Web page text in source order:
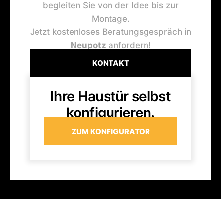
begleiten Sie von der Idee bis zur
Montage.
Jetzt kostenloses Beratungsgespräch in
Neupotz anfordern!
KONTAKT
Ihre Haustür selbst
konfigurieren.
ZUM KONFIGURATOR